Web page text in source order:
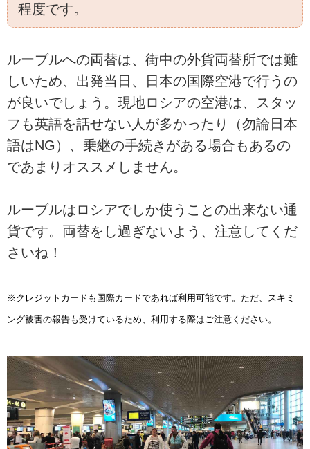
程度です。
ルーブルへの両替は、街中の外貨両替所では難
しいため、出発当日、日本の国際空港で行うの
が良いでしょう。現地ロシアの空港は、スタッ
フも英語を話せない人が多かったり（勿論日本
語はNG）、乗継の手続きがある場合もあるの
であまりオススメしません。
ルーブルはロシアでしか使うことの出来ない通
貨です。両替をし過ぎないよう、注意してくだ
さいね！
※クレジットカードも国際カードであれば利用可能です。ただ、スキミ
ング被害の報告も受けているため、利用する際はご注意ください。